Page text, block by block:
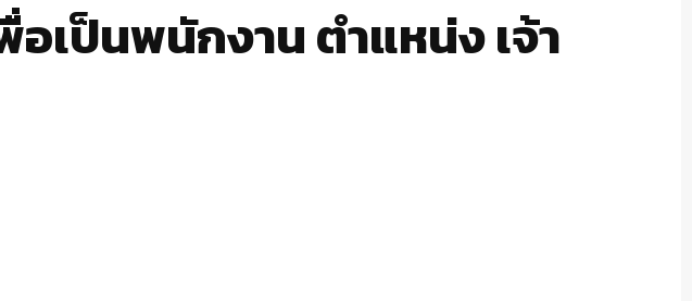
เป็นพนักงาน ตำแหน่ง เจ้า